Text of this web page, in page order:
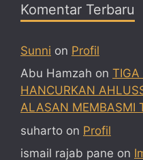
Komentar Terbaru
Sunni on Profil
Abu Hamzah on TIGA
HANCURKAN
ALASAN MEMBASMI
suharto on Profil
ismail rajab pane on